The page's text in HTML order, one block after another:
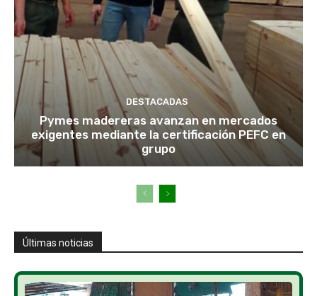
DESTACADAS
Pymes madereras avanzan en mercados
exigentes mediante la certificación PEFC en
grupo
Últimas noticias